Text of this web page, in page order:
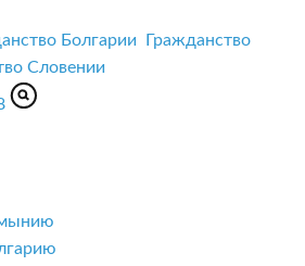
Болгарии
Гражданство
Словении